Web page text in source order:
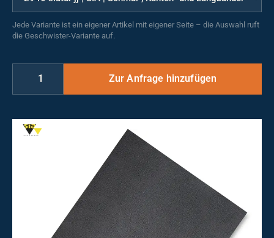
Jede Variante ist ein eigener Artikel mit eigener Seite – die Auswahl ruft
die Geschwister-Variante auf.